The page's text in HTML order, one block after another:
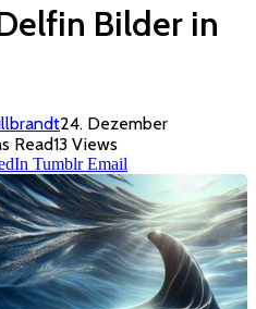
Bilder in
24. Dezember
Read13 Views
Tumblr Email